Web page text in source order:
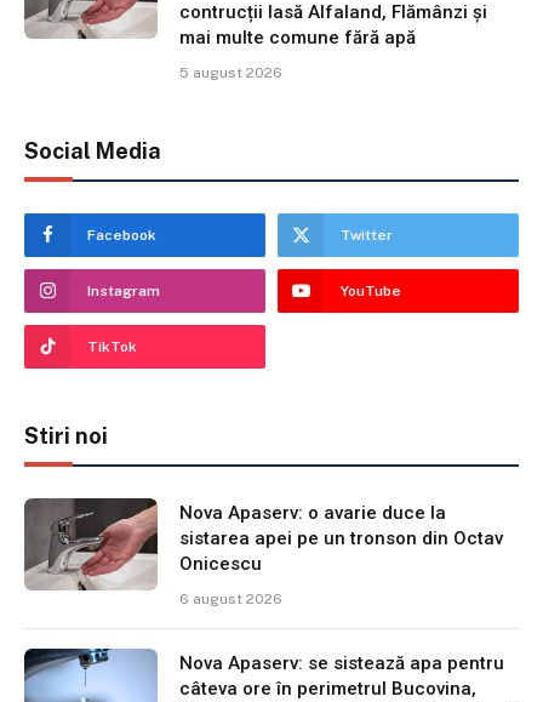
contrucții lasă Alfaland, Flămânzi și
mai multe comune fără apă
5 august 2026
Social Media
Facebook Twitter
Instagram YouTube
TikTok
Stiri noi
Nova Apaserv: o avarie duce la
sistarea apei pe un tronson din Octav
Onicescu
6 august 2026
Nova Apaserv: se sistează apa pentru
câteva ore în perimetrul Bucovina,